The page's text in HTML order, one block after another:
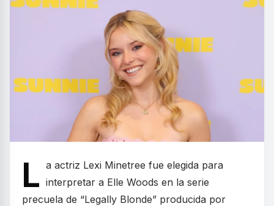
L a actriz Lexi Minetree fue elegida para
interpretar a Elle Woods en la serie
precuela de “Legally Blonde” producida por